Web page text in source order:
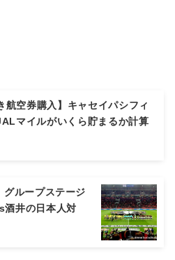
航空券購入】キャセイパシフィ
マイルがいくら貯まるか計算
グループステージ
酒井の日本人対